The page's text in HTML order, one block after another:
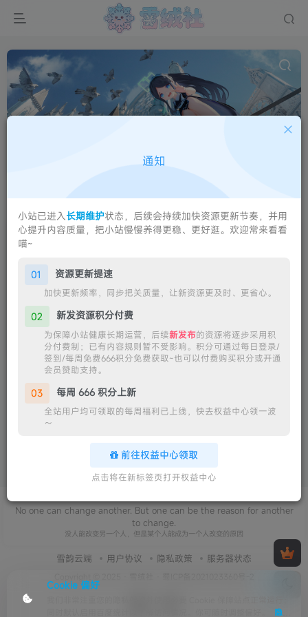
森罗财团的JKFUN系列套图，主打JK制服主题写真。
更新 浏览 点赞 评论
JKFUN-035 慵懒的旗袍 – 森罗财团【108P-1V-2.14GB】
35天前
No one can change another. But one can be the reason for another
to change.
没人能改变另一个人，但是某个人能成为一个人改变的原因
雪韵云端 用户协议 隐私政策 服务器状态
Cookie 偏好
隐私
通知
小站已进入长期维护状态，后续会持续加快资源更新节奏，并用
心提升内容质量，把小站慢慢养得更稳、更好逛。欢迎常来看看
喵~
01 资源更新提速
加快更新频率，同步把关质量，让新资源更及时、更省心。
02 新发资源积分付费
为保障小站健康长期运营，后续新发布的资源将逐步采用积
分付费制；已有内容规则暂不受影响。积分可通过每日登录/
签到/每周免费666积分免费获取~也可以付费购买积分或开通
会员赞助支持。
03 每周 666 积分上新
全站用户均可领取的每周福利已上线，快去权益中心领一波
～
前往权益中心领取
点击将在新标签页打开权益中心